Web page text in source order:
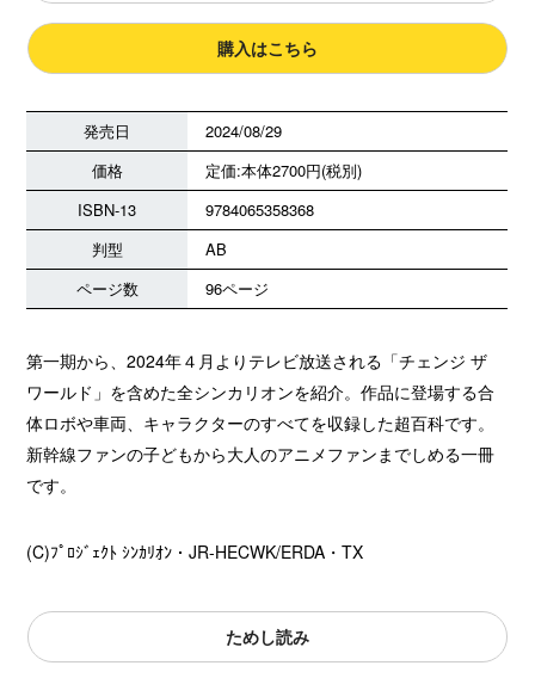
購入はこちら
発売日
2024/08/29
価格
定価:本体2700円(税別)
ISBN-13
9784065358368
判型
AB
ページ数
96ページ
第一期から、2024年４月よりテレビ放送される「チェンジ ザ
ワールド」を含めた全シンカリオンを紹介。作品に登場する合
体ロボや車両、キャラクターのすべてを収録した超百科です。
新幹線ファンの子どもから大人のアニメファンまでしめる一冊
です。
(C)ﾌﾟﾛｼﾞｪｸﾄ ｼﾝｶﾘｵﾝ・JR-HECWK/ERDA・TX
ためし読み